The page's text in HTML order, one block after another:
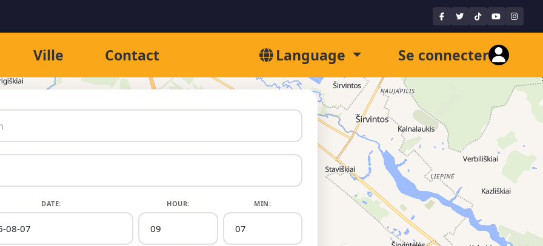
Ville Contact Language Se connecter
DATE: HOUR: MIN: